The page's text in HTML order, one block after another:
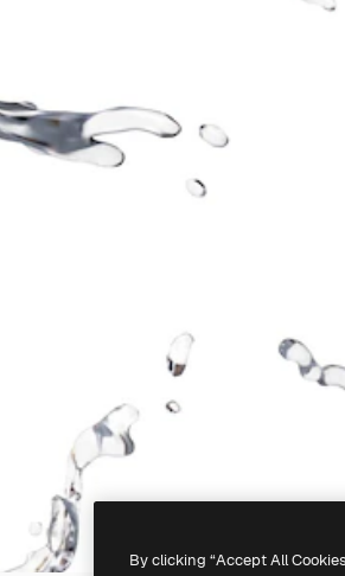
By clicking “Accept All